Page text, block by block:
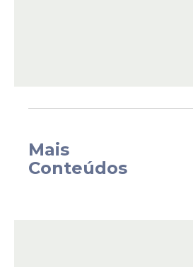
Mais
Conteúdos